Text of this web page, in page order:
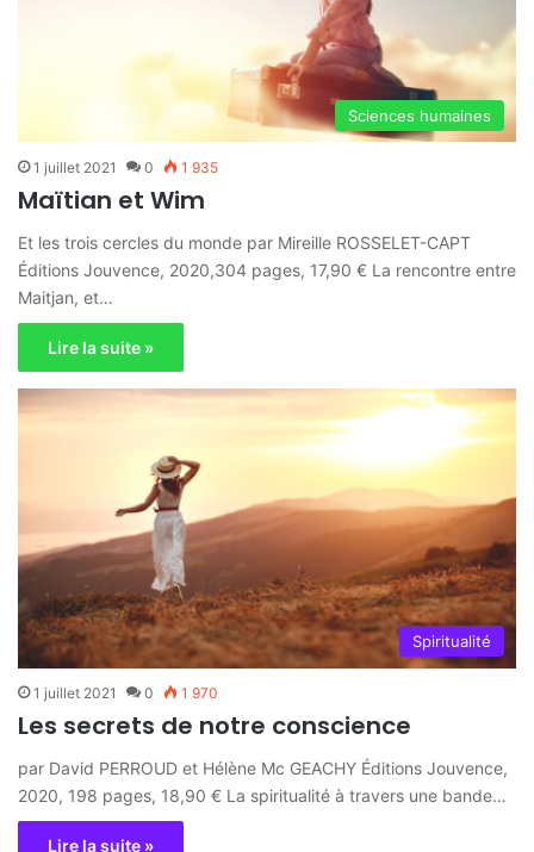
Sciences humaines
1 juillet 2021 0 1 935
Maïtian et Wim
Et les trois cercles du monde par Mireille ROSSELET-CAPT
Éditions Jouvence, 2020,304 pages, 17,90 € La rencontre entre
Maitjan, et…
Lire la suite »
Spiritualité
1 juillet 2021 0 1 970
Les secrets de notre conscience
par David PERROUD et Hélène Mc GEACHY Éditions Jouvence,
2020, 198 pages, 18,90 € La spiritualité à travers une bande…
Lire la suite »